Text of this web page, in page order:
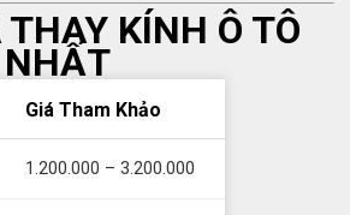
KÍNH Ô TÔ
Giá Tham Khảo
1.200.000 – 3.200.000